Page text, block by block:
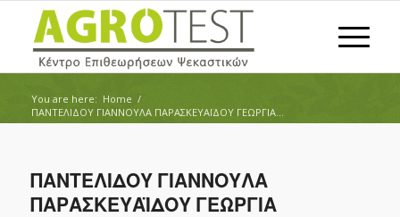
You are here: Home /
ΠΑΝΤΕΛΙΔΟΥ ΓΙΑΝΝΟΥΛΑ ΠΑΡΑΣΚΕΥΑΪΔΟΥ ΓΕΩΡΓΙΑ...
ΠΑΝΤΕΛΙΔΟΥ ΓΙΑΝΝΟΥΛΑ
ΠΑΡΑΣΚΕΥΑΪΔΟΥ ΓΕΩΡΓΙΑ